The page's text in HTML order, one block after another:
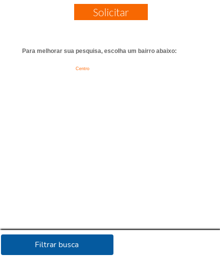
Filtrar busca
Solicitar
Para melhorar sua pesquisa, escolha um bairro abaixo:
Centro